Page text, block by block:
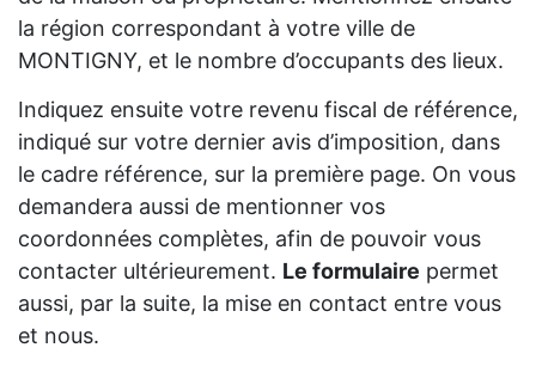
la région correspondant à votre ville de
MONTIGNY, et le nombre d’occupants des lieux.
Indiquez ensuite votre revenu fiscal de référence,
indiqué sur votre dernier avis d’imposition, dans
le cadre référence, sur la première page. On vous
demandera aussi de mentionner vos
coordonnées complètes, afin de pouvoir vous
contacter ultérieurement. Le formulaire permet
aussi, par la suite, la mise en contact entre vous
et nous.